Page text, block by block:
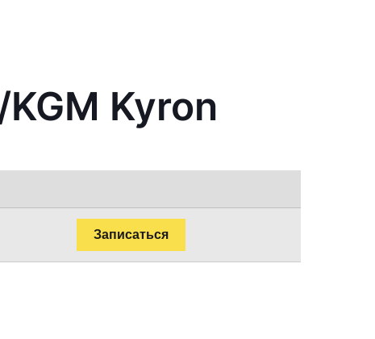
Kyron
Записаться